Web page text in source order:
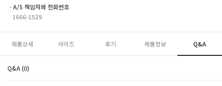
ㆍA/S 책임자와 전화번호
1666-1529
제품상세 사이즈 후기 제품정보 Q&A
Q&A (0)